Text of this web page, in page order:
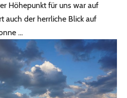
Höhepunkt für uns war auf
auch der herrliche Blick auf
…